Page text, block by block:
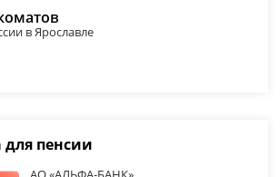
в Ярославле
пенсии